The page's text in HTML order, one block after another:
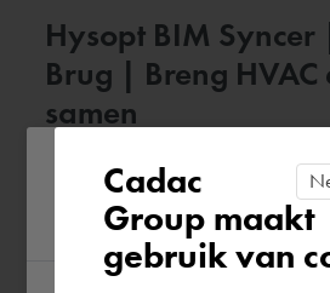
Hysopt BIM Syncer
Brug | Breng HVAC
samen
6. November 2023
Please confirm your
region
Cadac
Group maakt
gebruik van